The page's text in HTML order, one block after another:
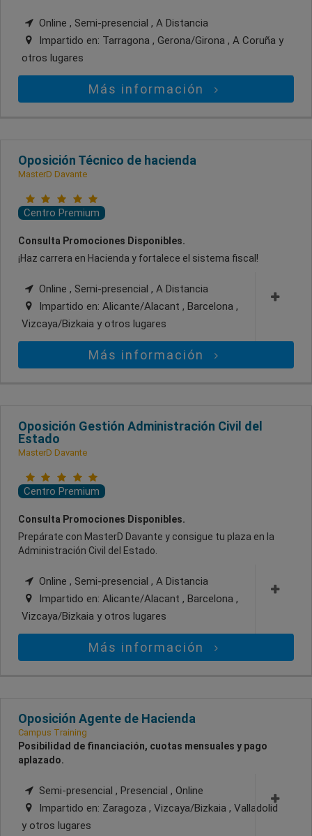
Online , Semi-presencial , A Distancia
Impartido en: Tarragona , Gerona/Girona , A Coruña y
otros lugares
Más información
Oposición Técnico de hacienda
MasterD Davante
Centro Premium
Consulta Promociones Disponibles.
¡Haz carrera en Hacienda y fortalece el sistema fiscal!
Online , Semi-presencial , A Distancia
Impartido en: Alicante/Alacant , Barcelona ,
Vizcaya/Bizkaia y otros lugares
Más información
Oposición Gestión Administración Civil del
Estado
MasterD Davante
Centro Premium
Consulta Promociones Disponibles.
Prepárate con MasterD Davante y consigue tu plaza en la
Administración Civil del Estado.
Online , Semi-presencial , A Distancia
Impartido en: Alicante/Alacant , Barcelona ,
Vizcaya/Bizkaia y otros lugares
Más información
Oposición Agente de Hacienda
Campus Training
Posibilidad de financiación, cuotas mensuales y pago
aplazado.
Semi-presencial , Presencial , Online
Impartido en: Zaragoza , Vizcaya/Bizkaia , Valladolid
y otros lugares